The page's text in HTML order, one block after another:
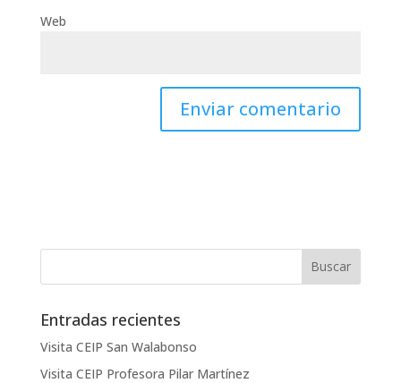
Web
Entradas recientes
Visita CEIP San Walabonso
Visita CEIP Profesora Pilar Martínez